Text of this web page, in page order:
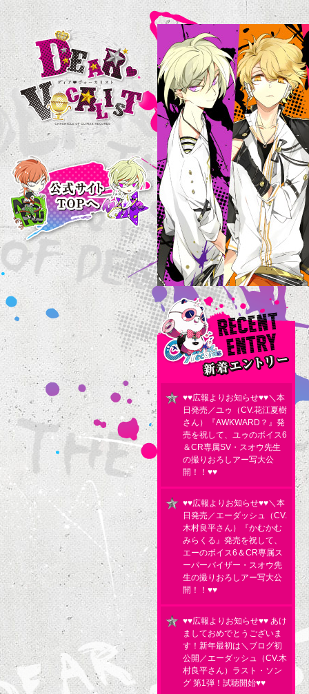
♥♥広報よりお知らせ♥♥＼本
日発売／ユゥ（CV.花江夏樹
さん）『AWKWARD？』発
売を祝して、ユゥのボイス6
＆CR専属SV・スオウ先生
の撮りおろしアー写大公
開！！♥♥
♥♥広報よりお知らせ♥♥＼本
日発売／エーダッシュ（CV.
木村良平さん）『かむかむ
みらくる』発売を祝して、
エーのボイス6＆CR専属ス
ーパーバイザー・スオウ先
生の撮りおろしアー写大公
開！！♥♥
♥♥広報よりお知らせ♥♥ あけ
ましておめでとうございま
す！新年最初は＼ブログ初
公開／エーダッシュ（CV.木
村良平さん）ラスト・ソン
グ 第1弾！試聴開始♥♥